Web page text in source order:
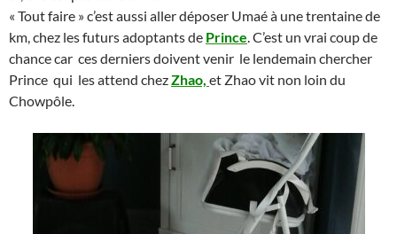
« Tout faire » c’est aussi aller déposer Umaé à une trentaine de
km, chez les futurs adoptants de Prince. C’est un vrai coup de
chance car ces derniers doivent venir le lendemain chercher
Prince qui les attend chezZhao, et Zhao vit non loin du
Chowpôle.